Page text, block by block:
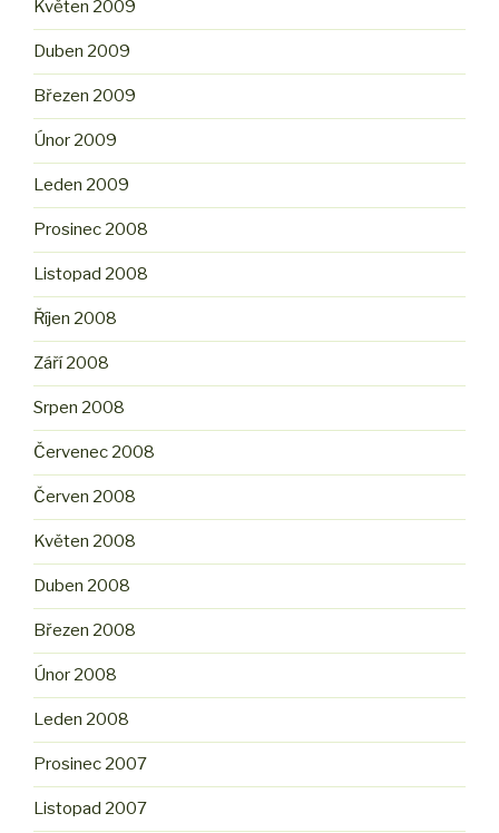
Květen 2009
Duben 2009
Březen 2009
Únor 2009
Leden 2009
Prosinec 2008
Listopad 2008
Říjen 2008
Září 2008
Srpen 2008
Červenec 2008
Červen 2008
Květen 2008
Duben 2008
Březen 2008
Únor 2008
Leden 2008
Prosinec 2007
Listopad 2007